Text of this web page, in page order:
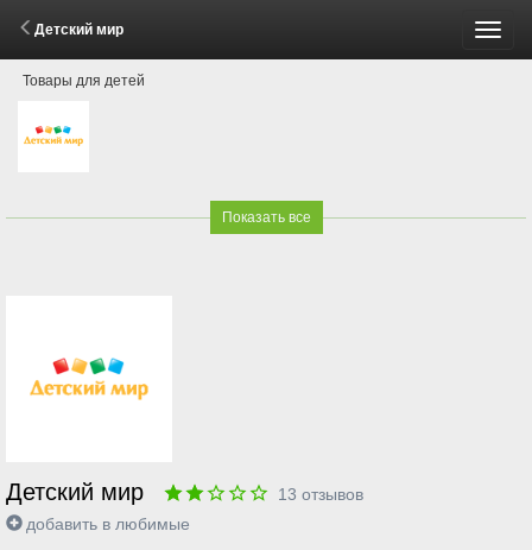
Детский мир
Товары для детей
Показать все
Детский мир 13 отзывов
добавить в любимые